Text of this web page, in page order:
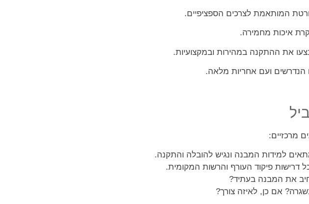
מרכזיים:
למידות המבנה ונגיש להובלה והתקנה.
דרישות פיקוד העורף והרשות המקומית.
את המבנה בעתיד?
אם כן, לאיזה צורך?